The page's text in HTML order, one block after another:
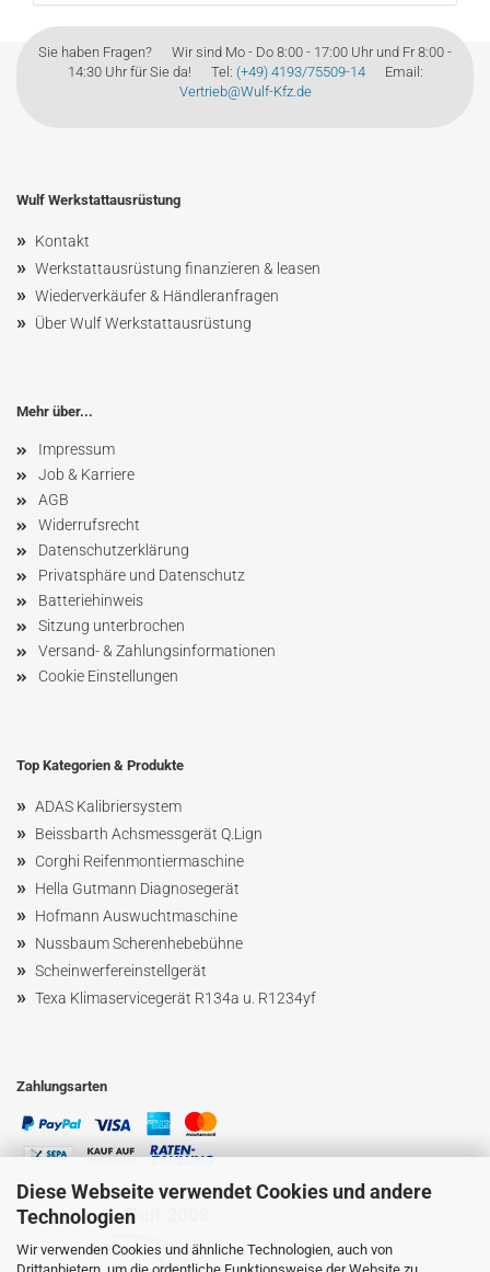
Diese Webseite verwendet Cookies und andere
Technologien
Wir verwenden Cookies und ähnliche Technologien, auch von
Sie haben Fragen? Wir sind Mo - Do 8:00 - 17:00 Uhr und Fr 8:00 -
14:30 Uhr für Sie da! Tel: (+49) 4193/75509-14Email:
Vertrieb@Wulf-Kfz.de
Wulf Werkstattausrüstung
» Kontakt
» Werkstattausrüstung finanzieren & leasen
» Wiederverkäufer & Händleranfragen
» Über Wulf Werkstattausrüstung
Mehr über...
Impressum
Job & Karriere
AGB
Widerrufsrecht
Datenschutzerklärung
Privatsphäre und Datenschutz
Batteriehinweis
Sitzung unterbrochen
Versand- & Zahlungsinformationen
Cookie Einstellungen
Top Kategorien & Produkte
» ADAS Kalibriersystem
» Beissbarth Achsmessgerät Q.Lign
» Corghi Reifenmontiermaschine
» Hella Gutmann Diagnosegerät
» Hofmann Auswuchtmaschine
» NussbaumScherenhebebühne
» Scheinwerfereinstellgerät
» Texa Klimaservicegerät R134a u. R1234yf
Zahlungsarten